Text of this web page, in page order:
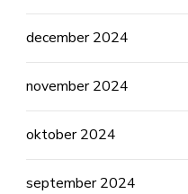
december 2024
november 2024
oktober 2024
september 2024